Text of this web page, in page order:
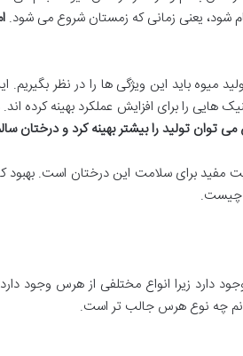
شود، یعنی زمانی که زمستان شروع می شود.
میوه باید این ویژگی ها را در نظر
را برای افزایش عملکرد بهینه کرده
تولید را بیشتر بهینه کرد و درختان سالم
مفید برای سلامت این درختان است.
چیست.
زیرا انواع مختلفی از هرس وجود
چه نوع هرس جالب تر است.